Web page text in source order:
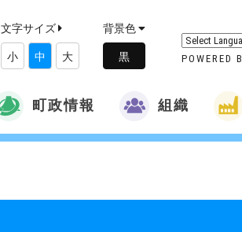
文字サイズ
小 中 大
背景色
POWERED
町政情報 組織